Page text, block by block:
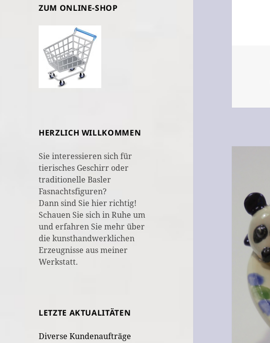
ZUM ONLINE-SHOP
HERZLICH WILLKOMMEN
Sie interessieren sich für
tierisches Geschirr oder
traditionelle Basler
Fasnachtsfiguren?
Dann sind Sie hier richtig!
Schauen Sie sich in Ruhe um
und erfahren Sie mehr über
die kunsthandwerklichen
Erzeugnisse aus meiner
Werkstatt.
LETZTE AKTUALITÄTEN
Diverse Kundenaufträge